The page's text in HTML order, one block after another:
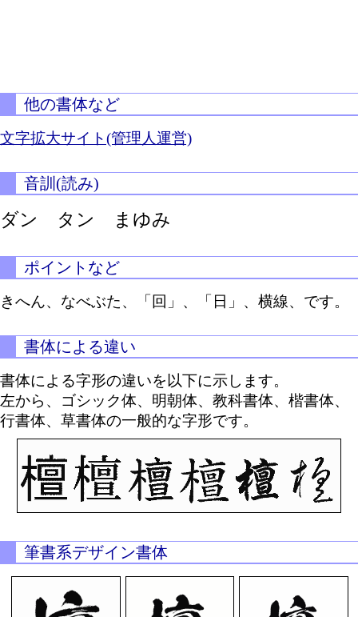
他の書体など
文字拡大サイト(管理人運営)
音訓(読み)
ダン タン まゆみ
ポイントなど
きへん、なべぶた、「回」、「日」、横線、です。
書体による違い
書体による字形の違いを以下に示します。
左から、ゴシック体、明朝体、教科書体、楷書体、
行書体、草書体の一般的な字形です。
筆書系デザイン書体